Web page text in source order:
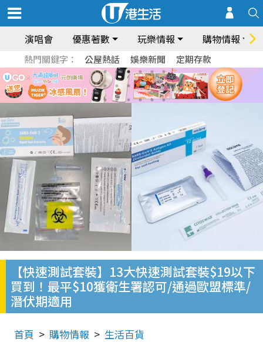
演唱會 優惠著數 玩樂情報 購物情報
熱門關鍵字： 公屋熱話 娛樂新聞 定期存款
【快速測試套裝】13大快速測試套裝$19以下
買到！最平$10獲衛生署認可/通過歐盟標準/
潛伏期適用
首頁 購物情報 生活百貨